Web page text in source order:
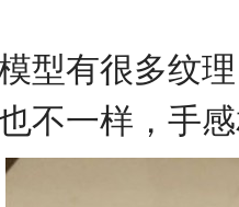
型有很多纹
不一样，手